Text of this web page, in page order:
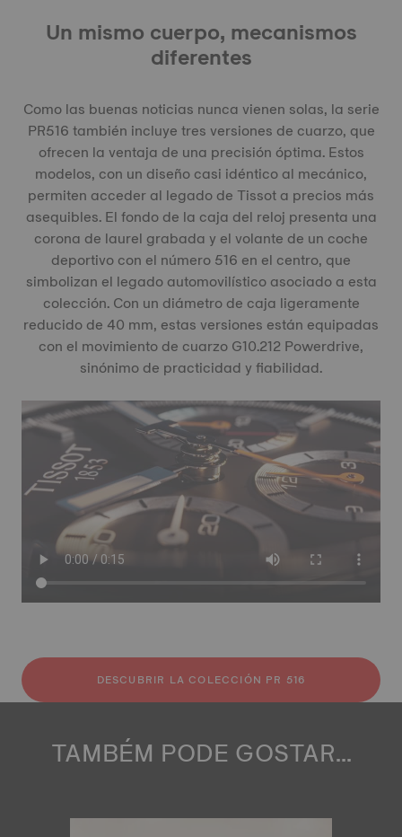
Un mismo cuerpo, mecanismos
diferentes
Como las buenas noticias nunca vienen solas, la serie
PR516 también incluye tres versiones de cuarzo, que
ofrecen la ventaja de una precisión óptima. Estos
modelos, con un diseño casi idéntico al mecánico,
permiten acceder al legado de Tissot a precios más
asequibles. El fondo de la caja del reloj presenta una
corona de laurel grabada y el volante de un coche
deportivo con el número 516 en el centro, que
simbolizan el legado automovilístico asociado a esta
colección. Con un diámetro de caja ligeramente
reducido de 40 mm, estas versiones están equipadas
con el movimiento de cuarzo G10.212 Powerdrive,
sinónimo de practicidad y fiabilidad.
DESCUBRIR LA COLECCIÓN PR 516
TAMBÉM PODE GOSTAR...